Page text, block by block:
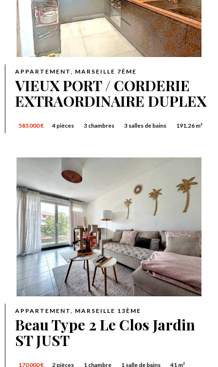
APPARTEMENT, MARSEILLE 7ÈME
VIEUX PORT / CORDERIE
EXTRAORDINAIRE DUPLEX
585 000 € 4 pièces 3 chambres 3 salles de bains 191.26 m²
APPARTEMENT, MARSEILLE 13ÈME
Beau Type 2 Le Clos Jardin
ST JUST
170 000 € 2 pièces 1 chambre 1 salle de bains 41 m²